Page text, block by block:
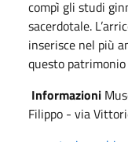
compì gli studi
sacerdotale.
inserisce nel più
questo
Informazioni
Filippo - via